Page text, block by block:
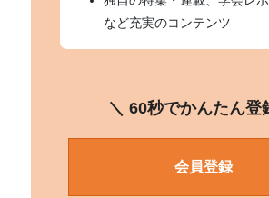
など充実のコンテンツ
＼ 60秒でかんたん登
会員登録